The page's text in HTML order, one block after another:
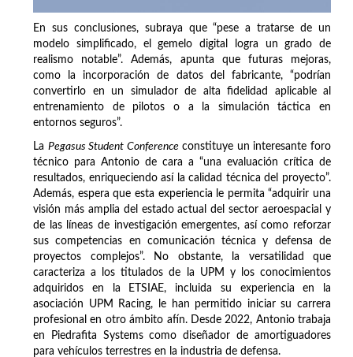
En sus conclusiones, subraya que “pese a tratarse de un
modelo simplificado, el gemelo digital logra un grado de
realismo notable”. Además, apunta que futuras mejoras,
como la incorporación de datos del fabricante, “podrían
convertirlo en un simulador de alta fidelidad aplicable al
entrenamiento de pilotos o a la simulación táctica en
entornos seguros”.
La Pegasus Student Conferenceconstituye un interesante foro
técnico para Antonio de cara a “una evaluación crítica de
resultados, enriqueciendo así la calidad técnica del proyecto”.
Además, espera que esta experiencia le permita “adquirir una
visión más amplia del estado actual del sector aeroespacial y
de las líneas de investigación emergentes, así como reforzar
sus competencias en comunicación técnica y defensa de
proyectos complejos”. No obstante, la versatilidad que
caracteriza a los titulados de la UPM y los conocimientos
adquiridos en la ETSIAE, incluida su experiencia en la
asociación UPM Racing, le han permitido iniciar su carrera
profesional en otro ámbito afín. Desde 2022, Antonio trabaja
en Piedrafita Systems como diseñador de amortiguadores
para vehículos terrestres en la industria de defensa.